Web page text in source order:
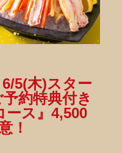
6/5(木)スター
約特典付き
ース』4,500
！